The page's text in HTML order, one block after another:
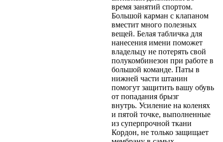
время занятий спортом.
Большой карман с клапаном
вместит много полезных
вещей. Белая табличка для
нанесения имени поможет
владельцу не потерять свой
полукомбинезон при работе в
большой команде. Паты в
нижней части штанин
помогут защитить вашу обувь
от попадания брызг
внутрь. Усиление на коленях
и пятой точке, выполненные
из суперпрочной ткани
Кордон, не только защищает